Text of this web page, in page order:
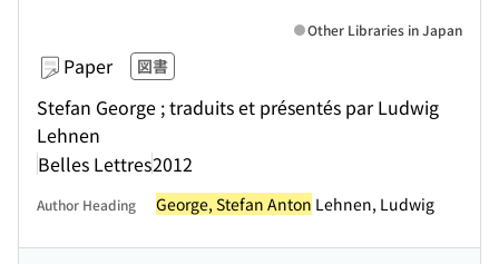
Paper 図書
Stefan George ; traduits et présentés par Ludwig
Lehnen
Belles Lettres2012
Other Libraries in Japan
Author Heading George, Stefan Anton Lehnen, Ludwig